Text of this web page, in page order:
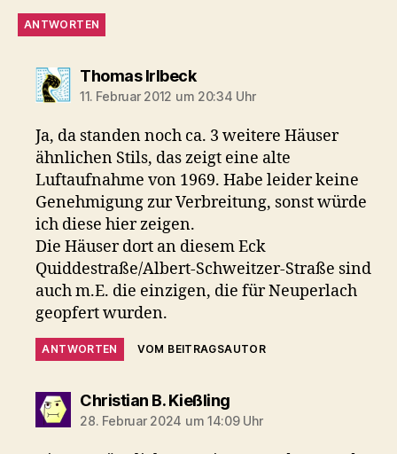
ANTWORTEN
Thomas Irlbecksagt:
11. Februar 2012 um 20:34 Uhr
Ja, da standen noch ca. 3 weitere Häuser
ähnlichen Stils, das zeigt eine alte
Luftaufnahme von 1969. Habe leider keine
Genehmigung zur Verbreitung, sonst würde
ich diese hier zeigen.
Die Häuser dort an diesem Eck
Quiddestraße/Albert-Schweitzer-Straße sind
auch m.E. die einzigen, die für Neuperlach
geopfert wurden.
ANTWORTEN VOM BEITRAGSAUTOR
Christian B. Kießlingsagt:
28. Februar 2024 um 14:09 Uhr